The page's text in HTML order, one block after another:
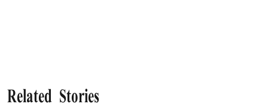
Related Stories